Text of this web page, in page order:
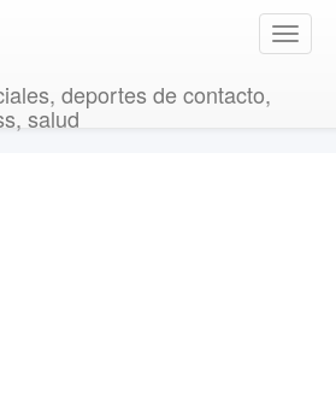
T
o
deportes de contacto,
salud